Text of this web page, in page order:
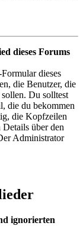
dieses Forums
dieses
die Benutzer, die
Du solltest
die du bekommen
die Kopfzeilen
über den
Administrator
ignorierten